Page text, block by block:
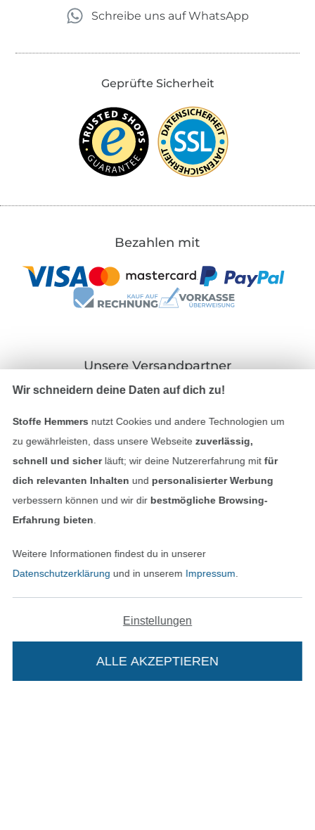
In deinen Warenkorb
Schreibe uns auf WhatsApp
Geprüfte Sicherheit
Bezahlen mit
Unsere Versandpartner
Datenschutz
Kontakt
Bestellung widerrufen
In den deutschen Shop wechseln (aktuell
Wir schneidern deine Daten auf dich zu!
Stoffe Hemmers nutzt Cookies und andere Technologien um
zu gewährleisten, dass unsere Webseite zuverlässig,
schnell und sicherläuft; wir deine Nutzererfahrung mitfür
dich relevanten Inhalten und personalisierter Werbung
verbessern können und wir dir bestmögliche Browsing-
Erfahrung bieten
Weitere Informationen findest du in unserer
Datenschutzerklärung und in unserem Impressum
Einstellungen
ALLE AKZEPTIEREN